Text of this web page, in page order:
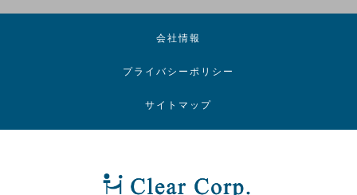
会社情報
プライバシーポリシー
サイトマップ